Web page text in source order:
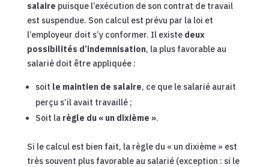
salaire puisque l’exécution de son contrat de travail
est suspendue. Son calcul est prévu par la loi et
l’employeur doit s’y conformer. Il existe deux
possibilités d’indemnisation, la plus favorable au
salarié doit être appliquée :
soit le maintien de salaire, ce que le salarié aurait
perçu s’il avait travaillé ;
Soit la règle du « un dixième ».
Si le calcul est bien fait, la règle du « un dixième » est
très souvent plus favorable au salarié (exception : si le